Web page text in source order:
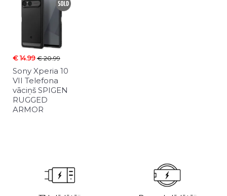
€ 14.99€ 20.99
Sony Xperia 10
VII Telefona
vāciņš SPIGEN
RUGGED
ARMOR